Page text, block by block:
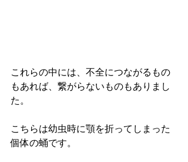
これらの中には、不全につながるもの
もあれば、繋がらないものもありまし
た。
こちらは幼虫時に顎を折ってしまった
個体の蛹です。